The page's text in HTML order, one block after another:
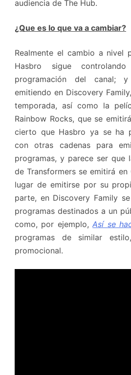
audiencia de The Hub.
¿Que es lo que va a cambiar?
Realmente el cambio a nivel
Hasbro sigue
programación del canal;
emitiendo en Discovery
temporada, así como la
Rainbow Rocks, que se
cierto que Hasbro ya se ha
con otras cadenas para
programas, y parece ser que
de Transformers se emitirá
lugar de emitirse por su
parte, en Discovery Family
programas destinados a un
como, por ejemplo,Así se
programas de similar
promocional.